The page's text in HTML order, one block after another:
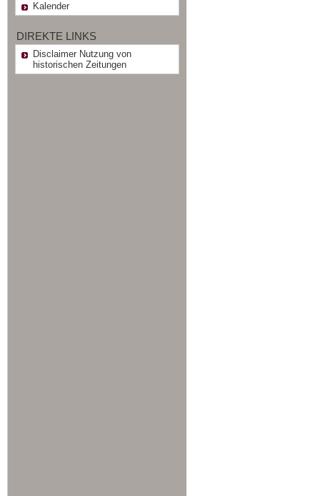
Kalender
DIREKTE LINKS
Disclaimer Nutzung von
historischen Zeitungen